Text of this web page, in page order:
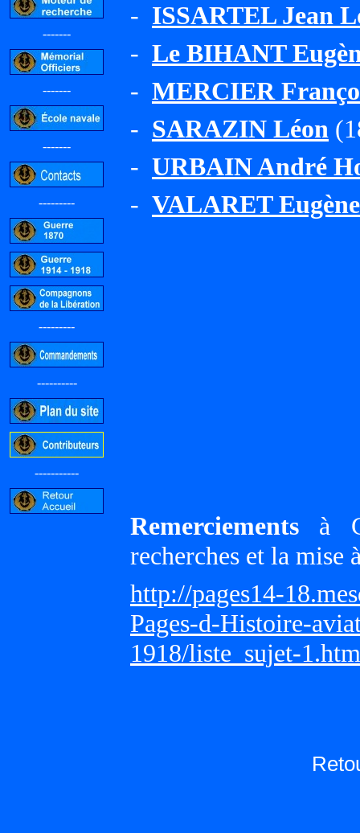
-------
-------
-------
---------
---------
----------
-----------
- ISSARTEL Jean
- Le BIHANT
- MERCIER
- SARAZIN Léon
- URBAIN André
- VALARET Eugène
Remerciements à
recherches et la mise
http://pages14-
Pages-d-Histoire-
1918/liste_sujet-1.htm